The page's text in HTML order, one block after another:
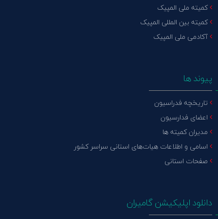
کمیته ملی المپیک
کمیته بین المللی المپیک
آکادمی ملی المپیک
پیوند ها
تاریخچه فدراسیون
اعضای فدارسیون
مدیران کمیته ها
اسامی و اطلاعات هیات‌های استانی سراسر کشور
صفحات استانی
دانلود اپلیکیشن گامیران